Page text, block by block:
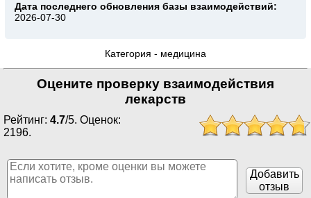
Дата последнего обновления базы взаимодействий:
2026-07-30
Категория - медицина
Оцените проверку взаимодействия
лекарств
Рейтинг: 4.7/5. Оценок:
2196.
Добавить
отзыв